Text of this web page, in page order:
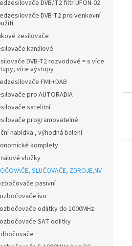
DVB/T2 filtr UFON-02
DVB-T2 pro venkovní
zesilovače
kanálové
DVB-T2 rozvodové = s více
více výstupy
FMII+DAB
pro AUTORADIA
satelitní
programovatelné
nabídka , výhodná balení
komplety
vložky
SLUČOVAČE, ZDROJE,NV
pasivní
ivo
odlitky do 1000MHz
SAT odlitky